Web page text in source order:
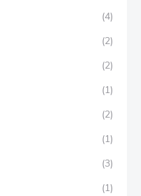
(4)
(2)
(2)
(1)
(2)
(1)
(3)
(1)